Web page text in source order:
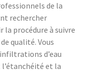
de la
rechercher
la procédure à suivre
qualité. Vous
d’eau
et la